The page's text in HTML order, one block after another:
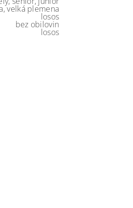
velká plemena
losos
bez obilovin
losos